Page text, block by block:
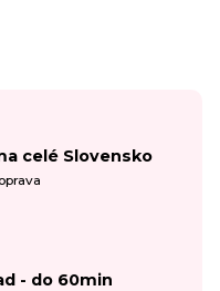
celé Slovensko
- do 60min